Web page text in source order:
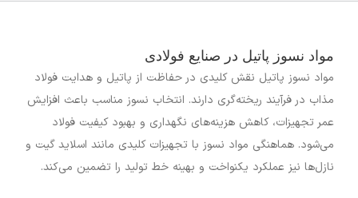
مواد نسوز پاتیل در صنایع فولادی
مواد نسوز پاتیل نقش کلیدی در حفاظت از پاتیل و هدایت فولاد
مذاب در فرآیند ریخته‌گری دارند. انتخاب نسوز مناسب باعث افزایش
عمر تجهیزات، کاهش هزینه‌های نگهداری و بهبود کیفیت فولاد
می‌شود. هماهنگی مواد نسوز با تجهیزات کلیدی مانند اسلاید گیت و
نازل‌ها نیز عملکرد یکنواخت و بهینه خط تولید را تضمین می‌کند.